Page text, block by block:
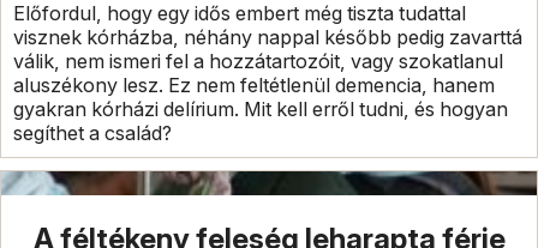
Előfordul, hogy egy idős embert még tiszta tudattal
visznek kórházba, néhány nappal később pedig zavarttá
válik, nem ismeri fel a hozzátartozóit, vagy szokatlanul
aluszékony lesz. Ez nem feltétlenül demencia, hanem
gyakran kórházi delírium. Mit kell erről tudni, és hogyan
segíthet a család?
A féltékeny feleség leharapta férje